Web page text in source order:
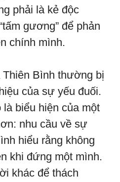
phải là kẻ độc
gương” để phản
chính mình.
Bình thường bị
của sự yếu đuối.
biểu hiện của một
nhu cầu về sự
hiểu rằng không
khi đứng một mình.
khác để thách